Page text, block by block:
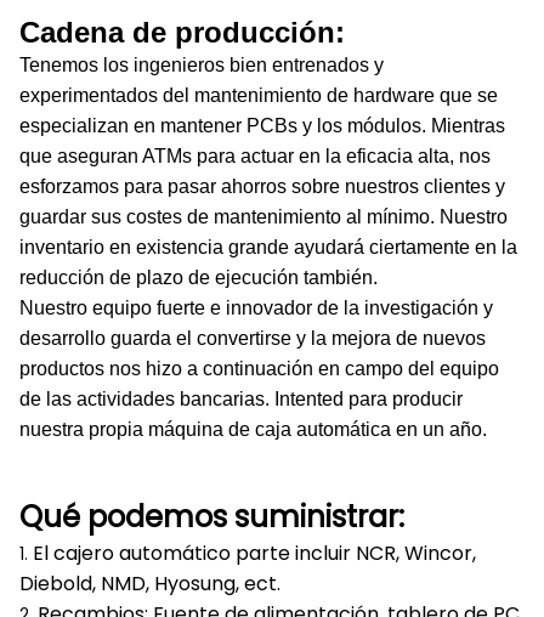
Cadena de producción:
Tenemos los ingenieros bien entrenados y
experimentados del mantenimiento de hardware que se
especializan en mantener PCBs y los módulos. Mientras
que aseguran ATMs para actuar en la eficacia alta, nos
esforzamos para pasar ahorros sobre nuestros clientes y
guardar sus costes de mantenimiento al mínimo. Nuestro
inventario en existencia grande ayudará ciertamente en la
reducción de plazo de ejecución también.
Nuestro equipo fuerte e innovador de la investigación y
desarrollo guarda el convertirse y la mejora de nuevos
productos nos hizo a continuación en campo del equipo
de las actividades bancarias. Intented para producir
nuestra propia máquina de caja automática en un año.
Qué podemos suministrar:
1. El cajero automático parte incluir NCR, Wincor,
Diebold, NMD, Hyosung, ect.